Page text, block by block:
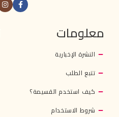
معلومات
النشرة الإخبارية
تتبع الطلب
كيف استخدم القسيمة؟
شروط الاستخدام